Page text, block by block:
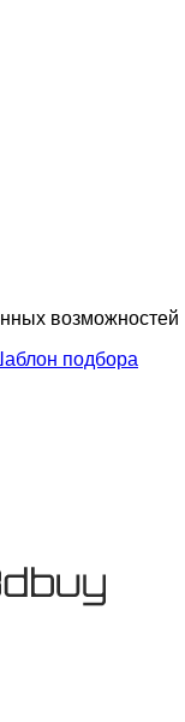
возможностей
подбора